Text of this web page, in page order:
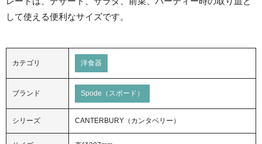
して使える便利なサイズです。
カテゴリ 洋食器
ブランド Spode（スポード）
シリーズ CANTERBURY（カンタベリー）